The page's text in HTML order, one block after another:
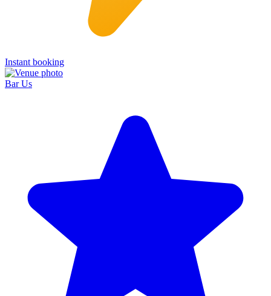
Instant booking
Bar Us